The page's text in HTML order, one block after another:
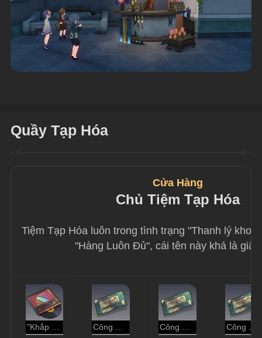
Quầy Tạp Hóa
Cửa Hàng
Chủ Tiệm Tạp Hóa
Tiệm Tạp Hóa luôn trong tình trạng "Thanh lý
"Hàng Luôn Đủ", cái tên này khá là giật